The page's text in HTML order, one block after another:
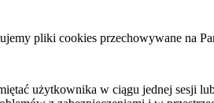
pliki cookies przechowywane na
użytkownika w ciągu jednej sesji